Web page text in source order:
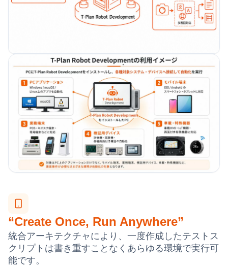
“Create Once, Run Anywhere”
統合アーキテクチャにより、一度作成したテストス
クリプトは書き重すことなくあらゆる環境で実行可
能です。